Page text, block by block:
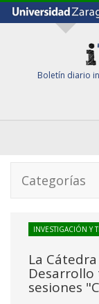
Boletín diario
Categorías
INVESTIGACIÓN Y
La
sesiones